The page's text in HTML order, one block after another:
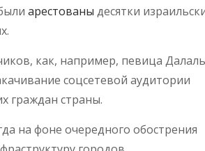
арестованы десятки
как, например, певица Далаль
соцсетевой аудитории
граждан страны.
на фоне очередного обострения